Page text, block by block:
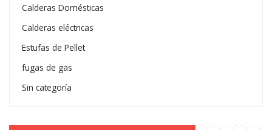
Calderas Domésticas
Calderas eléctricas
Estufas de Pellet
fugas de gas
Sin categoría